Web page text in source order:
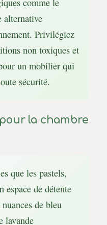
alternative
Privilégiez
non toxiques et
un mobilier qui
sécurité.
la chambre
que les pastels,
espace de détente
de bleu
lavande